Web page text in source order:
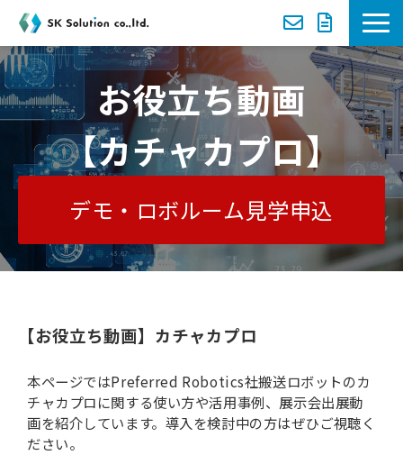
新着案内
選ばれる理由
サービス一覧
セミナー
資料ダウンロード一覧
お役立ち動画
ブログ-お役立ち情報-
お役立ち動画
【カチャカプロ】
デモ・ロボルーム見学申込
【お役立ち動画】カチャカプロ
本ページではPreferred Robotics社搬送ロボットのカ
チャカプロに関する使い方や活用事例、展示会出展動
画を紹介しています。導入を検討中の方はぜひご視聴く
ださい。